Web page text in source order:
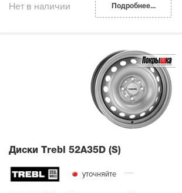
Нет в наличии Подробнее...
Диски Тrebl 52A35D (S)
уточняйте